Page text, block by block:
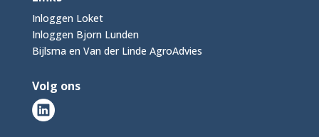
Inloggen Loket
Inloggen Bjorn Lunden
Bijlsma en Van der Linde AgroAdvies
Volg ons